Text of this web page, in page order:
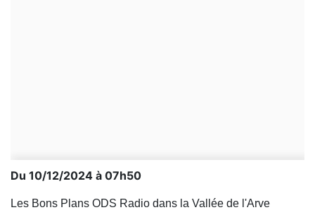
Du 10/12/2024 à 07h50
Les Bons Plans ODS Radio dans la Vallée de l'Arve